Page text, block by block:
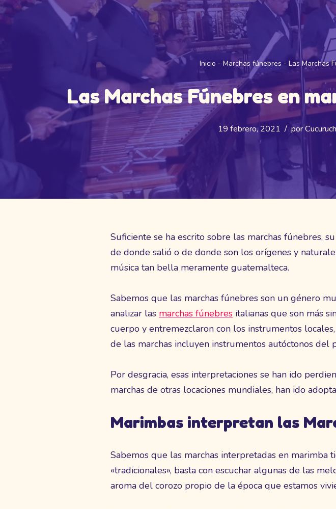
Inicio - Marchas fúnebres - Las Marchas
Las Marchas Fúnebres en
19 febrero, 2021 por
Suficiente se ha escrito sobre las marchas fúnebres,
de donde salió o de donde son los orígenes y
música tan bella meramente guatemalteca.
Sabemos que las marchas fúnebres son un género
analizar las marchas fúnebresitalianas que son más
cuerpo y entremezclaron con los instrumentos
de las marchas incluyen instrumentos autóctonos del
Por desgracia, esas interpretaciones se han ido
marchas de otras locaciones mundiales, han ido
Marimbas interpretan las
Sabemos que las marchas interpretadas en marimba
«tradicionales», basta con escuchar algunas de las
aroma del corozo propio de la época que estamos